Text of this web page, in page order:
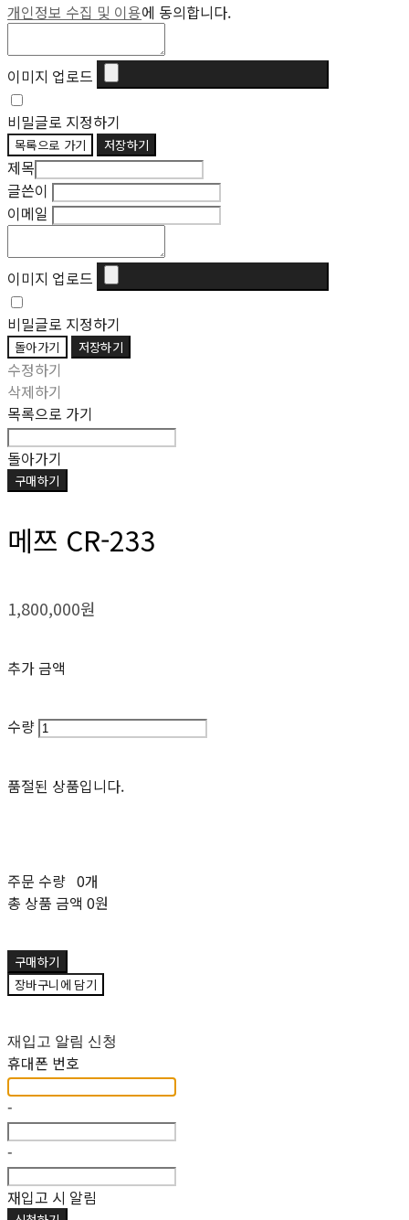
개인정보 수집 및 이용에 동의합니다.
이미지 업로드
비밀글로 지정하기
목록으로 가기 저장하기
제목
글쓴이
이메일
이미지 업로드
비밀글로 지정하기
돌아가기 저장하기
수정하기
삭제하기
목록으로 가기
돌아가기
구매하기
메쯔 CR-233
1,800,000원
추가 금액
수량
품절된 상품입니다.
주문 수량 0개
총 상품 금액 0원
구매하기
장바구니에 담기
재입고 알림 신청
휴대폰 번호
-
-
재입고 시 알림